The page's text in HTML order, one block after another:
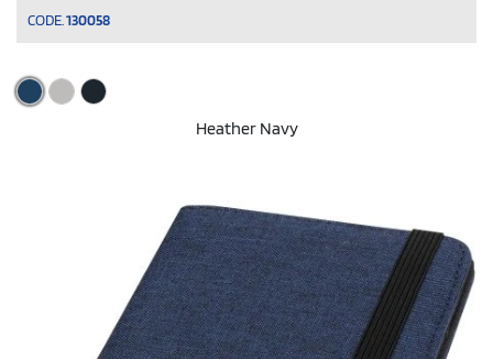
CODE. 130058
Heather Navy